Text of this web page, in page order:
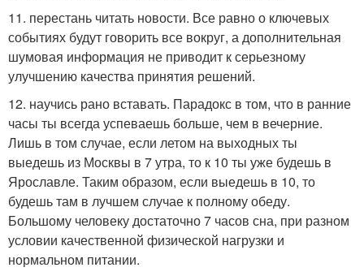
11. перестань читать новости. Все равно о ключевых
событиях будут говорить все вокруг, а дополнительная
шумовая информация не приводит к серьезному
улучшению качества принятия решений.
12. научись рано вставать. Парадокс в том, что в ранние
часы ты всегда успеваешь больше, чем в вечерние.
Лишь в том случае, если летом на выходных ты
выедешь из Москвы в 7 утра, то к 10 ты уже будешь в
Ярославле. Таким образом, если выедешь в 10, то
будешь там в лучшем случае к полному обеду.
Большому человеку достаточно 7 часов сна, при разном
условии качественной физической нагрузки и
нормальном питании.